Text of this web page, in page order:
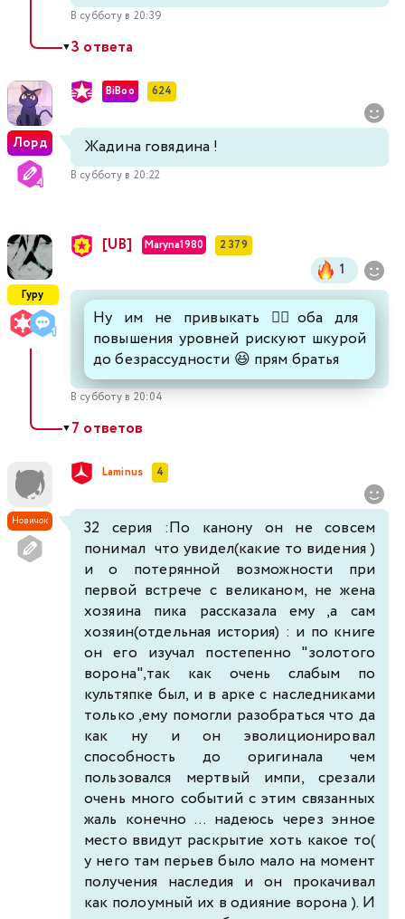
В субботу в 20:39
▼3 ответа
Лорд
BiBoo 624
Жадина говядина !
В субботу в 20:22
Гуру
[UB] Maryna1980 2 379
1
Ну им не привыкать ☝🏻оба для
повышения уровней рискуют шкурой
до безрассудности 😆 прям братья
В субботу в 20:04
▼7 ответов
Новичок
Laminus 4
32 серия :По канону он не совсем
понимал что увидел(какие то видения )
и о потерянной возможности при
первой встрече с великаном, не жена
хозяина пика рассказала ему ,а сам
хозяин(отдельная история) : и по книге
он его изучал постепенно "золотого
ворона",так как очень слабым по
культяпке был, и в арке с наследниками
только ,ему помогли разобраться что да
как ну и он эволиционировал
способность до оригинала чем
пользовался мертвый импи, срезали
очень много событий с этим связанных
жаль конечно ... надеюсь через энное
место ввидут раскрытие хоть какое то(
у него там перьев было мало на момент
получения наследия и он прокачивал
как полоумный их в одияние ворона ). И